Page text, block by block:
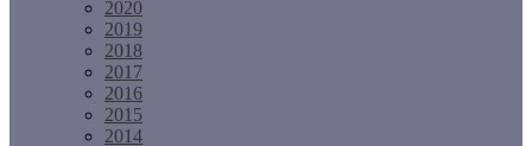
2020
2019
2018
2017
2016
2015
2014